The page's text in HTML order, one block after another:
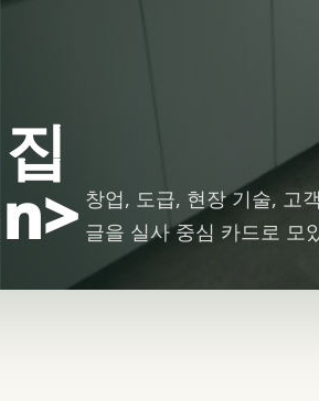
창업, 도급, 현장 기술, 고
글을 실사 중심 카드로 모